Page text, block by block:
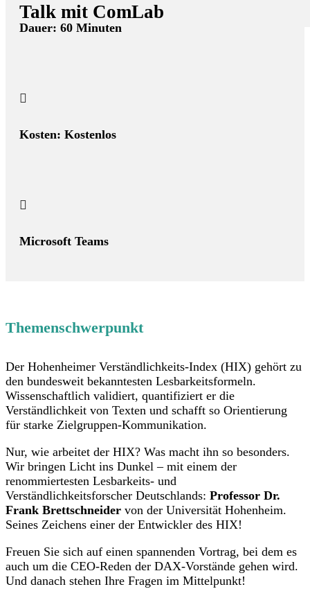
Talk mit ComLab
Dauer: 60 Minuten

Kosten: Kostenlos

Microsoft Teams
Themenschwerpunkt
Der Hohenheimer Verständlichkeits-Index (HIX) gehört zu
den bundesweit bekanntesten Lesbarkeitsformeln.
Wissenschaftlich validiert, quantifiziert er die
Verständlichkeit von Texten und schafft so Orientierung
für starke Zielgruppen-Kommunikation.
Nur, wie arbeitet der HIX? Was macht ihn so besonders.
Wir bringen Licht ins Dunkel – mit einem der
renommiertesten Lesbarkeits- und
Verständlichkeitsforscher Deutschlands: Professor Dr.
Frank Brettschneider von der Universität Hohenheim.
Seines Zeichens einer der Entwickler des HIX!
Freuen Sie sich auf einen spannenden Vortrag, bei dem es
auch um die CEO-Reden der DAX-Vorstände gehen wird.
Und danach stehen Ihre Fragen im Mittelpunkt!